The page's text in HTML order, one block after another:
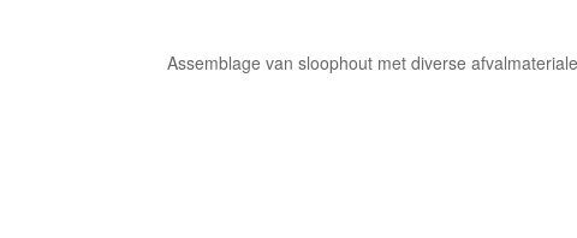
Assemblage van sloophout met diverse